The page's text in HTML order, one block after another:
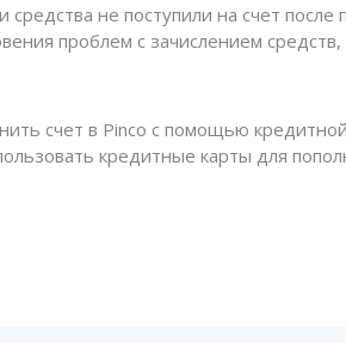
средства не поступили на счет после
проблем с зачислением
счет в Pinco с помощью
кредитные карты для